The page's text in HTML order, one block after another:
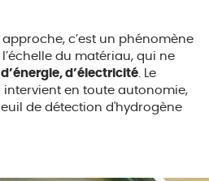
c’est un phénomène
du matériau, qui ne
d’électricité . Le
en toute autonomie,
de détection d'hydrogène